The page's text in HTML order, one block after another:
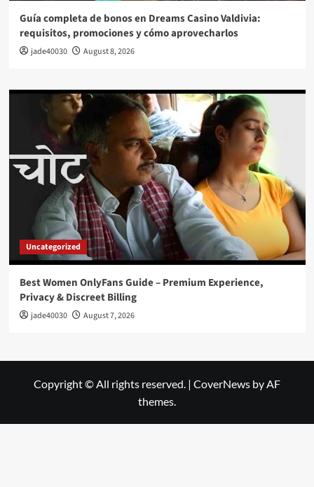
Guía completa de bonos en Dreams Casino Valdivia:
requisitos, promociones y cómo aprovecharlos​
jade40030 August 8, 2026
Uncategorized
Best Women OnlyFans Guide – Premium Experience,
Privacy & Discreet Billing
jade40030 August 7, 2026
Copyright © All rights reserved. | CoverNews by AF
themes.